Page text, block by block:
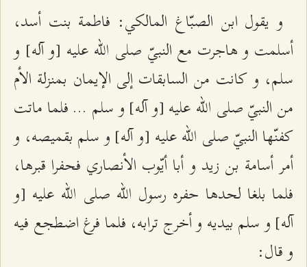
و يقول ابن الصبّاغ المالكي: فاطمة بنت أسد،
أسلمت و هاجرت مع النبيّ صلى الله عليه [و آله‌] و
سلم، و كانت من السابقات إلى الإيمان بمنزلة الأم
من النبيّ صلى الله عليه [و آله‌] و سلم ... فلما ماتت
كفنّها النبيّ صلى الله عليه [و آله‌] و سلم بقميصه، و
أمر أسامة بن زيد و أبا أيّوب الأنصاري فحفرا قبرها،
فلما بلغا لحدها حفره رسول الله صلى الله عليه [و
آله‌] و سلم بيديه و أخرج ترابه، فلما فرغ اضطجع فيه
و قال: